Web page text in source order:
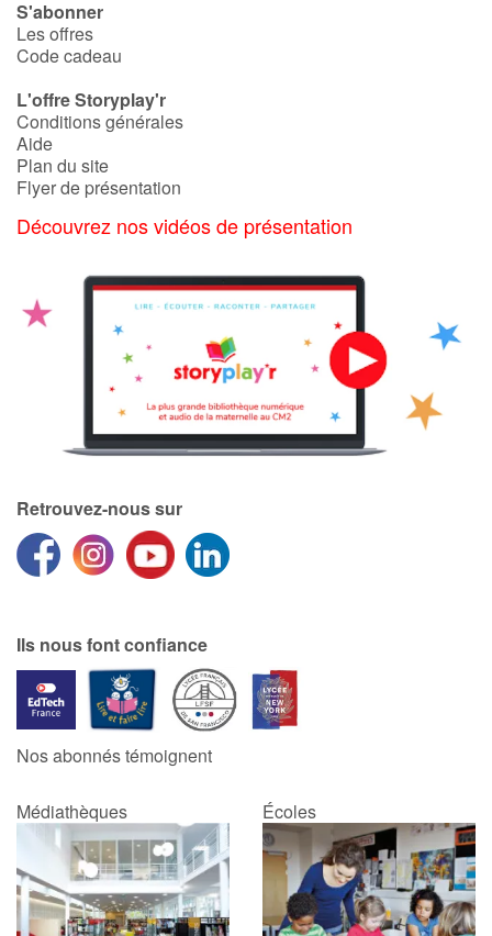
Amour et amitié
Émotions et sentiments
Formats et illustrations
Contraste +
Famille
Écoles
Vidéos & Tutoriaux
Blog
Actualités
Par thématique
Rencontres et témoignages
S'abonner
Les offres
Code cadeau
L'offre Storyplay'r
Conditions générales
Aide
Plan du site
Flyer de présentation
Découvrez nos vidéos de présentation
Retrouvez-nous sur
Ils nous font confiance
Nos abonnés témoignent
Médiathèques Écoles